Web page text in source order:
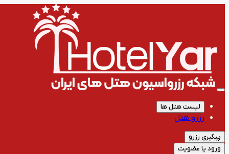
لیست هتل ها
رزرو هتل
پیگیری رزرو
ورود یا عضویت